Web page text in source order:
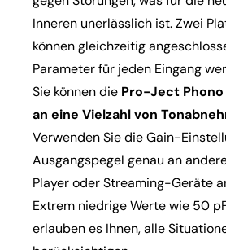
Inneren unerlässlich ist. Zwei
können gleichzeitig
Parameter für jeden Eingang
Sie können die Pro-Ject Phono
an eine Vielzahl von
Verwenden Sie die Gain-
Ausgangspegel genau an
Player oder Streaming-Geräte
Extrem niedrige Werte wie 50
erlauben es Ihnen, alle